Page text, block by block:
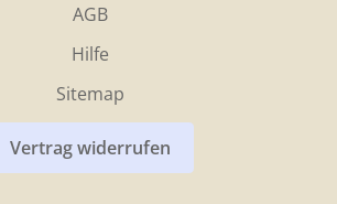
AGB
Hilfe
Sitemap
Vertrag widerrufen